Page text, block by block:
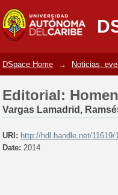
Editorial:
DSpace Home → Noticias,
Editorial:
Vargas Lamadrid,
URI: http://hdl.handle.net/11619/
Date: 2014